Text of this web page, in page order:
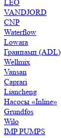
LEO
VANDJORD
CNP
Waterflow
Lowara
Гранпамп (ADL)
Wellmix
Vansan
Caprari
Liancheng
Насосы «Inline»
Grundfos
Wilo
IMP PUMPS